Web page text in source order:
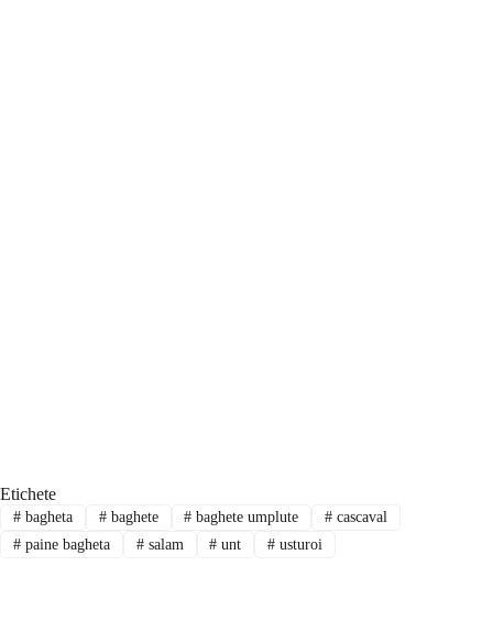
Etichete
#bagheta #baghete # baghete umplute # cascaval
#paine bagheta #salam # unt # usturoi